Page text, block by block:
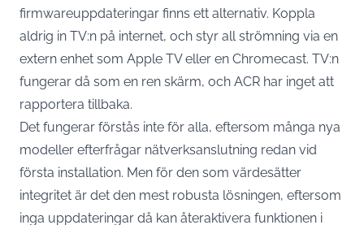
firmwareuppdateringar finns ett alternativ. Koppla
aldrig in TV:n på internet, och styr all strömning via en
extern enhet som Apple TV eller en Chromecast. TV:n
fungerar då som en ren skärm, och ACR har inget att
rapportera tillbaka.
Det fungerar förstås inte för alla, eftersom många nya
modeller efterfrågar nätverksanslutning redan vid
första installation. Men för den som värdesätter
integritet är det den mest robusta lösningen, eftersom
inga uppdateringar då kan återaktivera funktionen i